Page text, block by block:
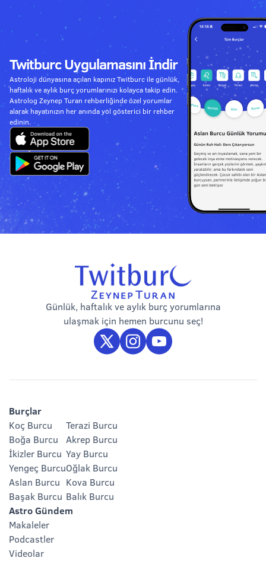
Twitburc Uygulamasını İndir
Astroloji dünyasına açılan kapınız Twitburc ile günlük,
haftalık ve aylık burç yorumlarınızı kolayca takip edin.
Astrolog Zeynep Turan rehberliğinde özel yorumlar
alarak hayatınızın her anında yol gösterici bir rehber
edinin.
Günlük, haftalık ve aylık burç yorumlarına
ulaşmak için hemen burcunu seç!
Burçlar
Koç Burcu
Boğa Burcu
İkizler Burcu
Yengeç Burcu
Aslan Burcu
Başak Burcu
Terazi Burcu
Akrep Burcu
Yay Burcu
Oğlak Burcu
Kova Burcu
Balık Burcu
Astro Gündem
Makaleler
Podcastler
Videolar